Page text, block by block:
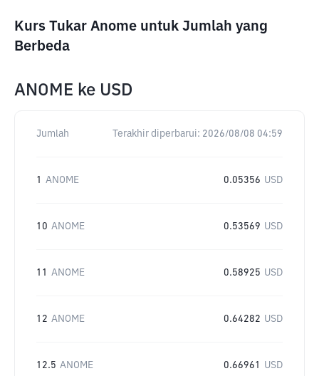
Kurs Tukar Anome untuk Jumlah yang
Berbeda
ANOME ke USD
Jumlah Terakhir diperbarui: 2026/08/08 04:59
1 ANOME 0.05356 USD
10 ANOME 0.53569 USD
11 ANOME 0.58925 USD
12 ANOME 0.64282 USD
12.5 ANOME 0.66961 USD